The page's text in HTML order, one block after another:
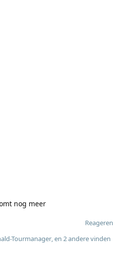
nog meer
Reageren
Tourmanager, en 2anderevinden